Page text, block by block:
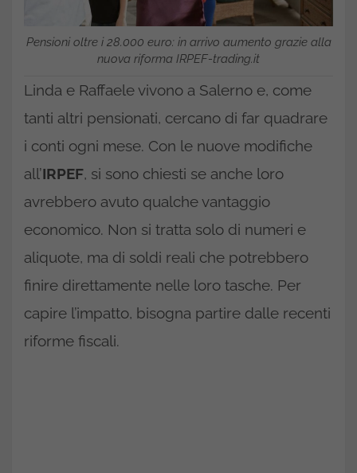
Pensioni oltre i 28.000 euro: in arrivo aumento grazie alla
nuova riforma IRPEF-trading.it
Linda e Raffaele vivono a Salerno e, come
tanti altri pensionati, cercano di far quadrare
i conti ogni mese. Con le nuove modifiche
all’IRPEF, si sono chiesti se anche loro
avrebbero avuto qualche vantaggio
economico. Non si tratta solo di numeri e
aliquote, ma di soldi reali che potrebbero
finire direttamente nelle loro tasche. Per
capire l’impatto, bisogna partire dalle recenti
riforme fiscali.